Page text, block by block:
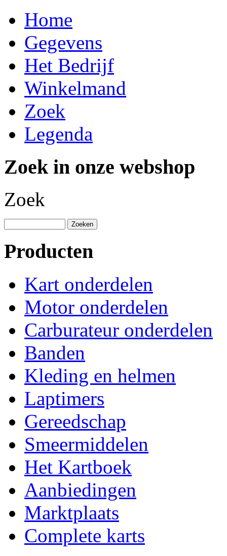
Home
Gegevens
Het Bedrijf
Winkelmand
Zoek
Legenda
Zoek in onze webshop
Zoek
Producten
Kart onderdelen
Motor onderdelen
Carburateur onderdelen
Banden
Kleding en helmen
Laptimers
Gereedschap
Smeermiddelen
Het Kartboek
Aanbiedingen
Marktplaats
Complete karts